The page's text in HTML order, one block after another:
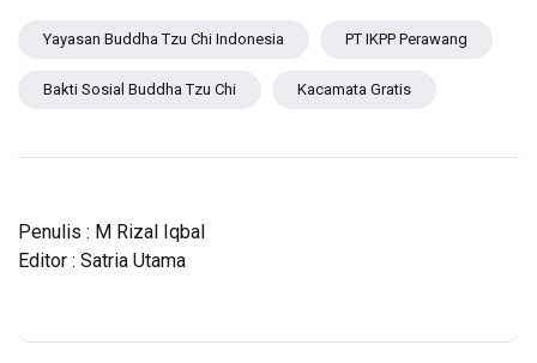
Yayasan Buddha Tzu Chi Indonesia PT IKPP Perawang
Bakti Sosial Buddha Tzu Chi Kacamata Gratis
Penulis : M Rizal Iqbal
Editor : Satria Utama